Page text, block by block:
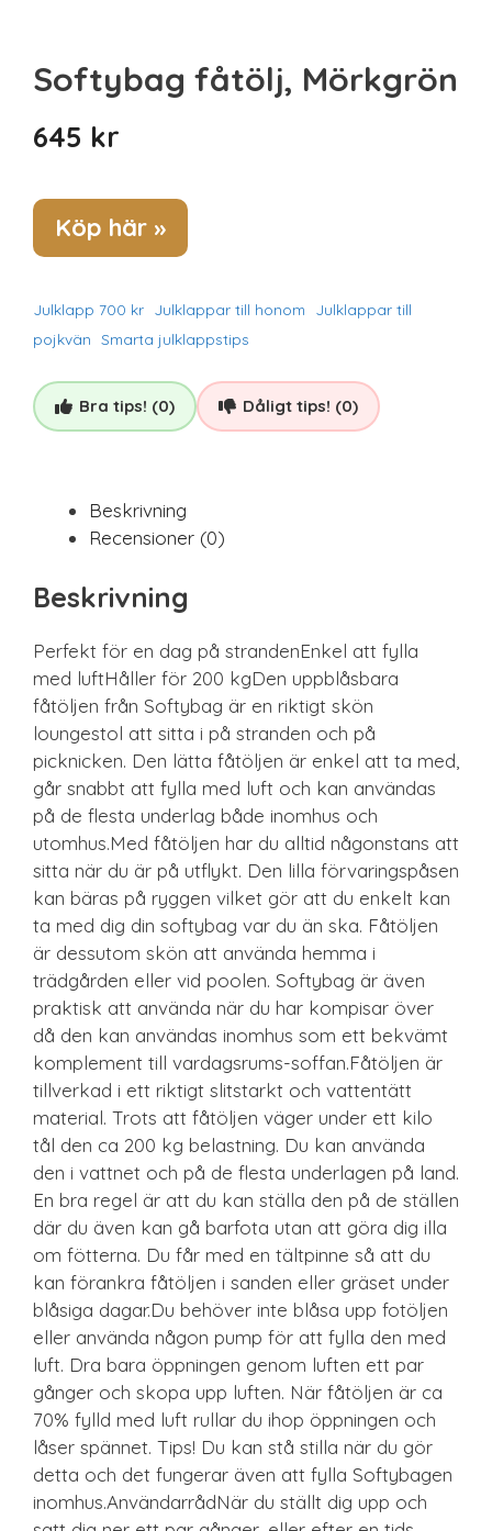
Spel & pussel
Sport & träning
Softybag fåtölj, Mörkgrön
645 kr
Köp här »
Julklapp 700 kr Julklappar till honom
Julklappar till
pojkvän Smarta julklappstips
Bra tips! (0) Dåligt tips! (0)
Beskrivning
Recensioner (0)
Beskrivning
Perfekt för en dag på strandenEnkel att fylla
med luftHåller för 200 kgDen uppblåsbara
fåtöljen från Softybag är en riktigt skön
loungestol att sitta i på stranden och på
picknicken. Den lätta fåtöljen är enkel att ta med,
går snabbt att fylla med luft och kan användas
på de flesta underlag både inomhus och
utomhus.Med fåtöljen har du alltid någonstans att
sitta när du är på utflykt. Den lilla förvaringspåsen
kan bäras på ryggen vilket gör att du enkelt kan
ta med dig din softybag var du än ska. Fåtöljen
är dessutom skön att använda hemma i
trädgården eller vid poolen. Softybag är även
praktisk att använda när du har kompisar över
då den kan användas inomhus som ett bekvämt
komplement till vardagsrums-soffan.Fåtöljen är
tillverkad i ett riktigt slitstarkt och vattentätt
material. Trots att fåtöljen väger under ett kilo
tål den ca 200 kg belastning. Du kan använda
den i vattnet och på de flesta underlagen på land.
En bra regel är att du kan ställa den på de ställen
där du även kan gå barfota utan att göra dig illa
om fötterna. Du får med en tältpinne så att du
kan förankra fåtöljen i sanden eller gräset under
blåsiga dagar.Du behöver inte blåsa upp fotöljen
eller använda någon pump för att fylla den med
luft. Dra bara öppningen genom luften ett par
gånger och skopa upp luften. När fåtöljen är ca
70% fylld med luft rullar du ihop öppningen och
låser spännet. Tips! Du kan stå stilla när du gör
detta och det fungerar även att fylla Softybagen
inomhus.AnvändarrådNär du ställt dig upp och